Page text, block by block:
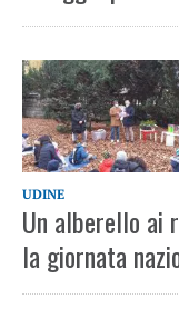
UDINE
Un alberello ai
la giornata